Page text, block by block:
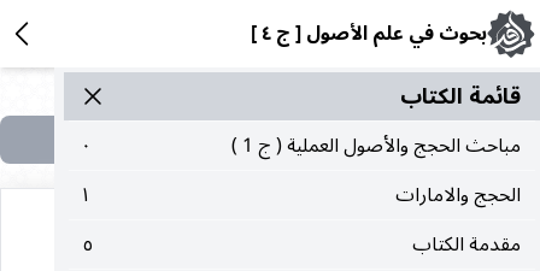
بحوث في علم الأصول [ ج ٤ ]
قائمة الکتاب
مباحث الحجج والأصول العملية ( ج 1 )
٠
الحجج والامارات
١
مقدمة الكتاب
٥